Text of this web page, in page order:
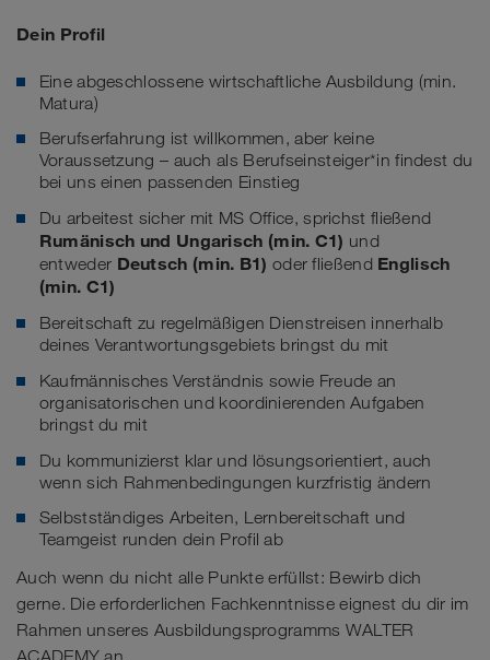
Dein Profil
Eine abgeschlossene wirtschaftliche Ausbildung (min.
Matura)
Berufserfahrung ist willkommen, aber keine
Voraussetzung – auch als Berufseinsteiger*in findest du
bei uns einen passenden Einstieg
Du arbeitest sicher mit MS Office, sprichst fließend
Rumänisch und Ungarisch (min. C1) und
entweder Deutsch (min. B1) oder fließend Englisch
(min. C1)
Bereitschaft zu regelmäßigen Dienstreisen innerhalb
deines Verantwortungsgebiets bringst du mit
Kaufmännisches Verständnis sowie Freude an
organisatorischen und koordinierenden Aufgaben
bringst du mit
Du kommunizierst klar und lösungsorientiert, auch
wenn sich Rahmenbedingungen kurzfristig ändern
Selbstständiges Arbeiten, Lernbereitschaft und
Teamgeist runden dein Profil ab
Auch wenn du nicht alle Punkte erfüllst: Bewirb dich
gerne. Die erforderlichen Fachkenntnisse eignest du dir im
Rahmen unseres Ausbildungsprogramms WALTER